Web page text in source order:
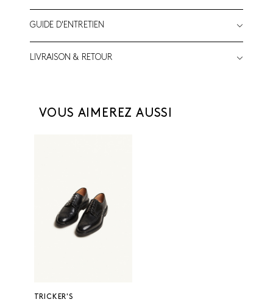
GUIDE D'ENTRETIEN
LIVRAISON & RETOUR
VOUS AIMEREZ AUSSI
TRICKER'S